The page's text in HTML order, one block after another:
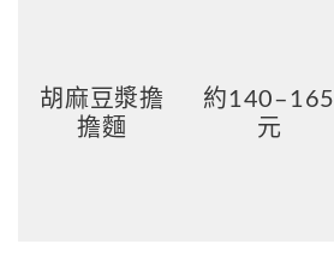
胡麻豆漿擔
擔麵
約140–165
元